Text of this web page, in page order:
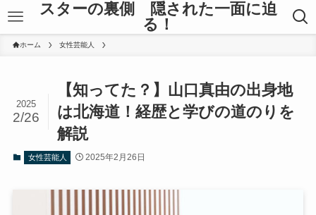
スターの裏側 隠された一面に迫
る！
ホーム 女性芸能人
【知ってた？】山口真由の出身地
は北海道！経歴と学びの道のりを
解説
2025
2/26
女性芸能人 2025年2月26日